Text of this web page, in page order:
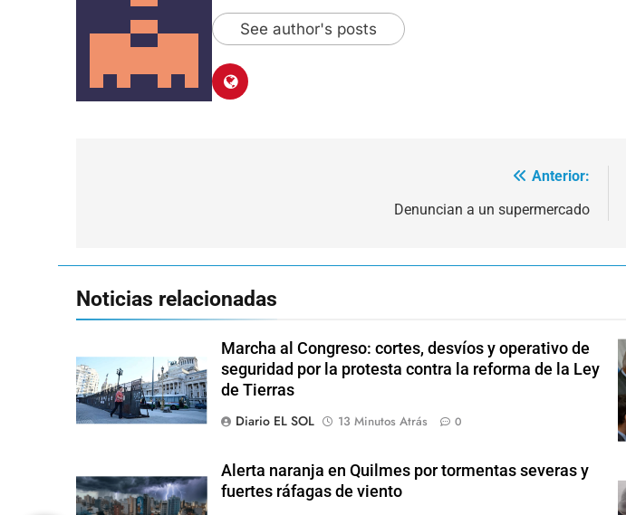
See author's posts
Anterior:
Denuncian a un supermercado
Noticias relacionadas
Marcha al Congreso: cortes, desvíos y operativo de
seguridad por la protesta contra la reforma de la Ley
de Tierras
Diario EL SOL
13 Minutos Atrás 0
Alerta naranja en Quilmes por tormentas severas y
fuertes ráfagas de viento